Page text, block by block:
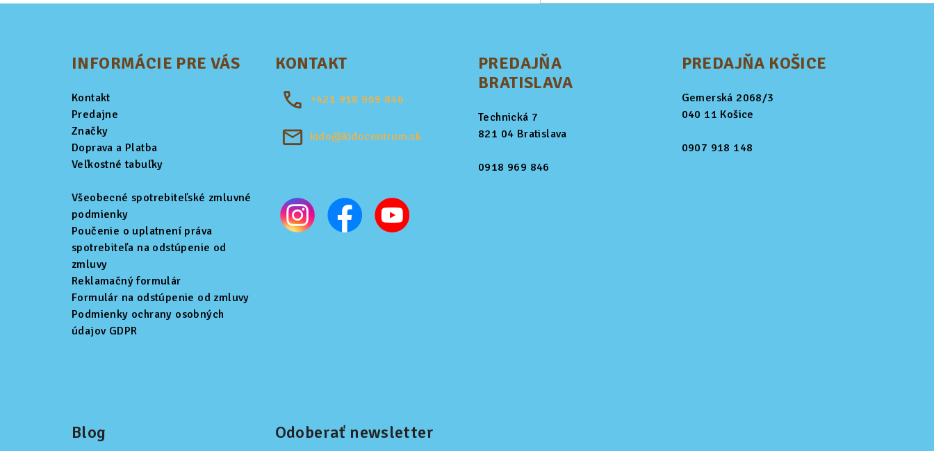
INFORMÁCIE PRE VÁS
Kontakt
Predajne
Značky
Doprava a Platba
Veľkostné tabuľky
Všeobecné spotrebiteľské zmluvné
podmienky
Poučenie o uplatnení práva
spotrebiteľa na odstúpenie od
zmluvy
Reklamačný formulár
Formulár na odstúpenie od zmluvy
Podmienky ochrany osobných
údajov GDPR
KONTAKT
+421 918 969 846
kido@kidocentrum.sk
PREDAJŇA
BRATISLAVA
Technická 7
821 04 Bratislava
0918 969 846
PREDAJŇA KOŠICE
Gemerská 2068/3
040 11 Košice
0907 918 148
Blog Odoberať newsletter